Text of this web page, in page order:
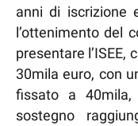
anni di iscrizione
l’ottenimento del
presentare l’ISEE,
30mila euro, con
fissato a
sostegno